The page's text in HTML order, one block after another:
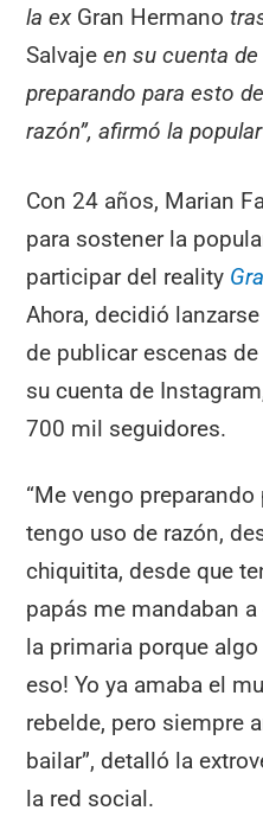
la ex Gran Hermano
Salvaje en su cuenta
preparando para esto
razón”, afirmó la
Con 24 años, Marian
para sostener la
participar del reality
Ahora, decidió
de publicar escenas
su cuenta de
700 mil seguidores.
“Me vengo
tengo uso de razón,
chiquitita, desde que
papás me mandaban
la primaria porque algo
eso! Yo ya amaba el
rebelde, pero siempre
bailar”, detalló la
la red social.